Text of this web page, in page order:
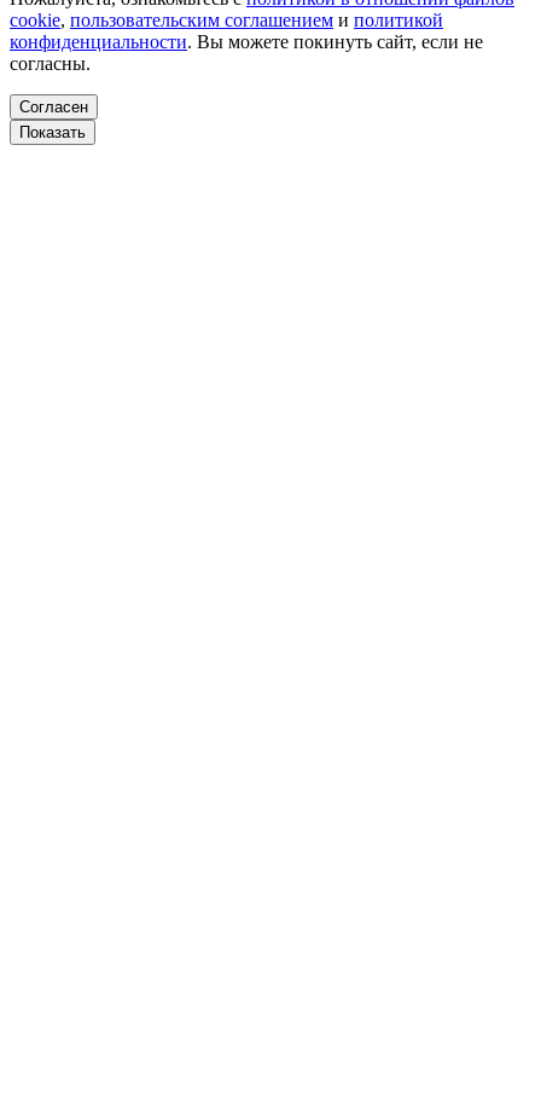
cookie, пользовательским соглашением и политикой
конфиденциальности. Вы можете покинуть сайт, если не
согласны.
Согласен
Показать